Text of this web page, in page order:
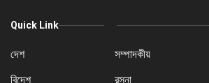
Quick Link
দেশ
বিদেশ
সম্পাদকীয়
রসনা